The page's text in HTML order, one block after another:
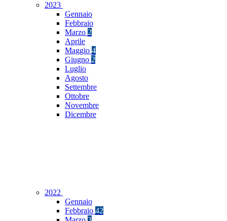
2023
Gennaio
Febbraio
Marzo 2
Aprile
Maggio 4
Giugno 2
Luglio
Agosto
Settembre
Ottobre
Novembre
Dicembre
2022
Gennaio
Febbraio 42